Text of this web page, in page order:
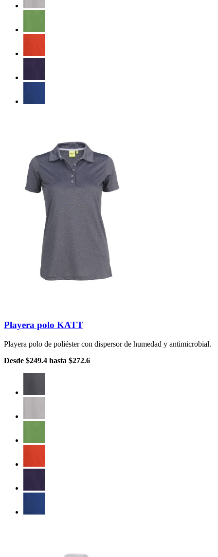
Playera polo KATT
Playera polo de poliéster con dispersor de humedad y antimicrobial.
Desde $249.4 hasta $272.6